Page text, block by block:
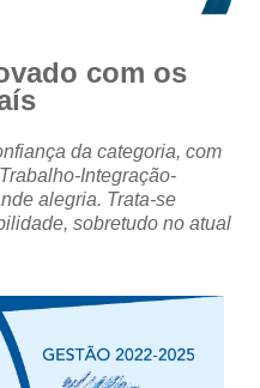
com os
da categoria, com
Integração-
alegria. Trata-se
sobretudo no atual